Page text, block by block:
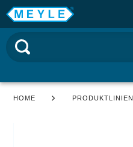
HOME PRODUKTLINIEN